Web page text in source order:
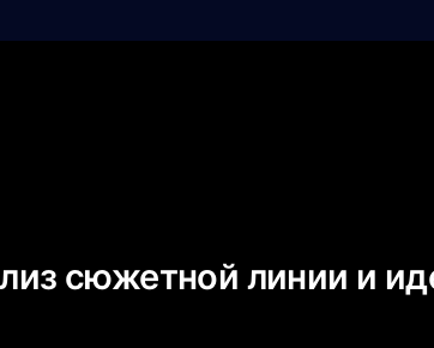
сюжетной линии и